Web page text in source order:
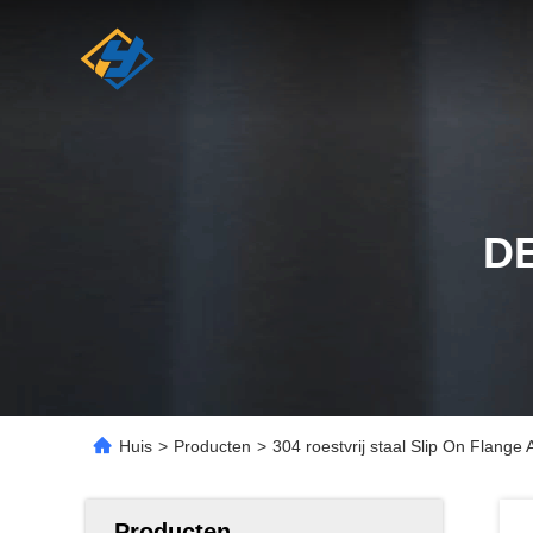
Huis > Producten > 304 roestvrij staal Slip On Flange